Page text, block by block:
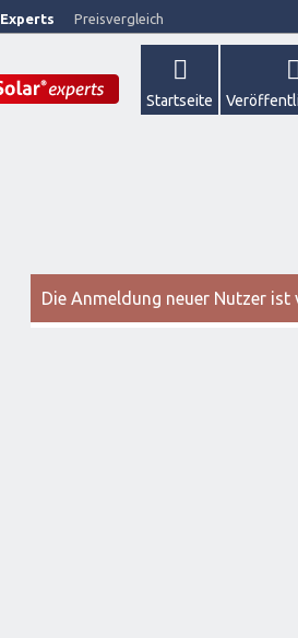
Experts Preisvergleich
Startseite
Die Anmeldung neuer Nutzer